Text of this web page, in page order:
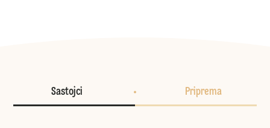
Sastojci Priprema